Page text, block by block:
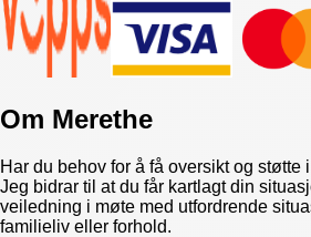
Om Merethe
Har du behov for å få oversikt og støtte
Jeg bidrar til at du får kartlagt din
veiledning i møte med utfordrende
familieliv eller forhold.